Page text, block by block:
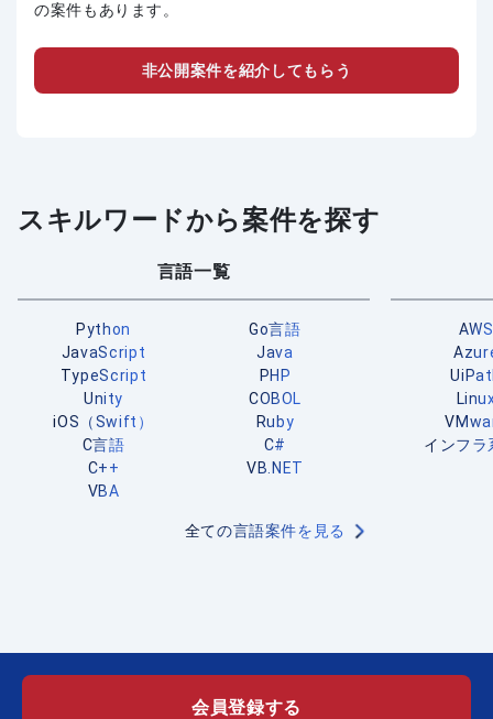
の案件もあります。
非公開案件を紹介してもらう
スキルワードから案件を探す
言語一覧
Python
Go言語
JavaScript
Java
TypeScript
PHP
Unity
COBOL
iOS（Swift）
Ruby
C言語
C#
C++
VB.NET
VBA
全ての言語案件を見る
AWS
インフラ
会員登録する